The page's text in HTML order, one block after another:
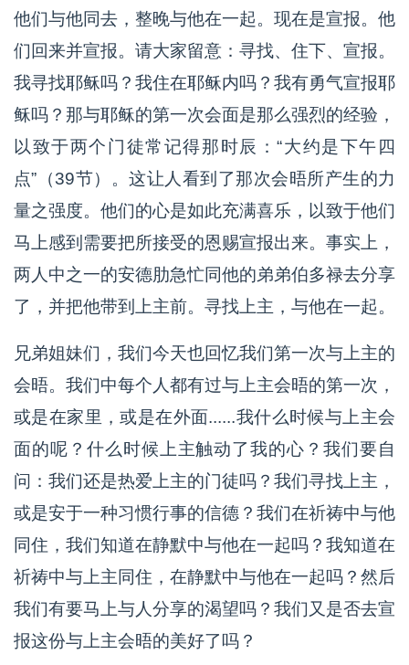
他们与他同去，整晚与他在一起。现在是宣报。他
们回来并宣报。请大家留意：寻找、住下、宣报。
我寻找耶稣吗？我住在耶稣内吗？我有勇气宣报耶
稣吗？那与耶稣的第一次会面是那么强烈的经验，
以致于两个门徒常记得那时辰：“大约是下午四
点”（39节）。这让人看到了那次会晤所产生的力
量之强度。他们的心是如此充满喜乐，以致于他们
马上感到需要把所接受的恩赐宣报出来。事实上，
两人中之一的安德肋急忙同他的弟弟伯多禄去分享
了，并把他带到上主前。寻找上主，与他在一起。
兄弟姐妹们，我们今天也回忆我们第一次与上主的
会晤。我们中每个人都有过与上主会晤的第一次，
或是在家里，或是在外面......我什么时候与上主会
面的呢？什么时候上主触动了我的心？我们要自
问：我们还是热爱上主的门徒吗？我们寻找上主，
或是安于一种习惯行事的信德？我们在祈祷中与他
同住，我们知道在静默中与他在一起吗？我知道在
祈祷中与上主同住，在静默中与他在一起吗？然后
我们有要马上与人分享的渴望吗？我们又是否去宣
报这份与上主会晤的美好了吗？